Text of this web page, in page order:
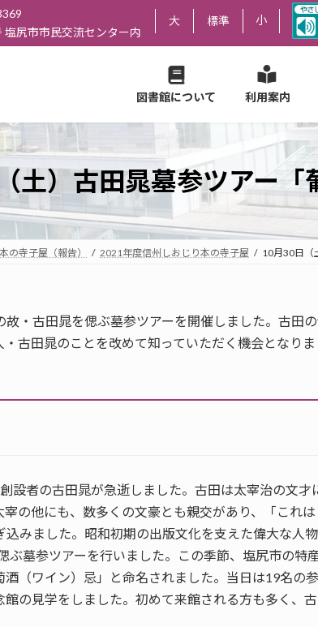
尻市市民交流センター内
大 標準 小
図書館について 利用案内
土）古田晁墓参ツアー「
の寺子屋（報告） 2021年度信州しおじり本の寺子屋 10月30日（
・古田晁を偲ぶ墓参ツアーを開催しました。古田
古田晁のことを改めて知っていただく機会となりま
設者の古田晁が急逝しました。古田は太宰治の文才
の他にも、数多くの文豪とも親交があり、「これは
みました。昭和初期の出版文化を支えた偉大な人物
ぶ墓参ツアーを行いました。この季節、塩尻市の特
（ワイン）忌」と命名されました。当日は19名の
の見学をしました。初めて来館される方も多く、